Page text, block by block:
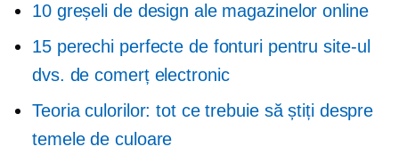
10 greșeli de design ale magazinelor online
15 perechi perfecte de fonturi pentru site-ul
dvs. de comerț electronic
Teoria culorilor: tot ce trebuie să știți despre
temele de culoare